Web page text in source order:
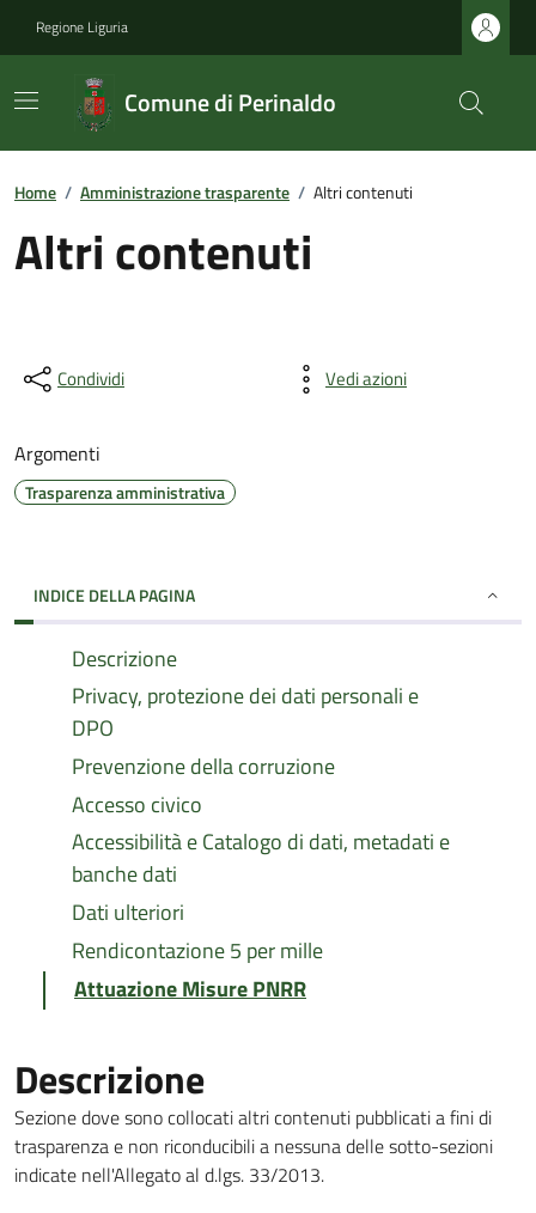
Regione Liguria
Comune di Perinaldo
Home / Amministrazione trasparente / Altri contenuti
Altri contenuti
Condividi Vedi azioni
Argomenti
Trasparenza amministrativa
INDICE DELLA PAGINA
Descrizione
Privacy, protezione dei dati personali e
DPO
Prevenzione della corruzione
Accesso civico
Accessibilità e Catalogo di dati, metadati e
banche dati
Dati ulteriori
Rendicontazione 5 per mille
Attuazione Misure PNRR
Descrizione
Sezione dove sono collocati altri contenuti pubblicati a fini di
trasparenza e non riconducibili a nessuna delle sotto-sezioni
indicate nell'Allegato al d.lgs. 33/2013.